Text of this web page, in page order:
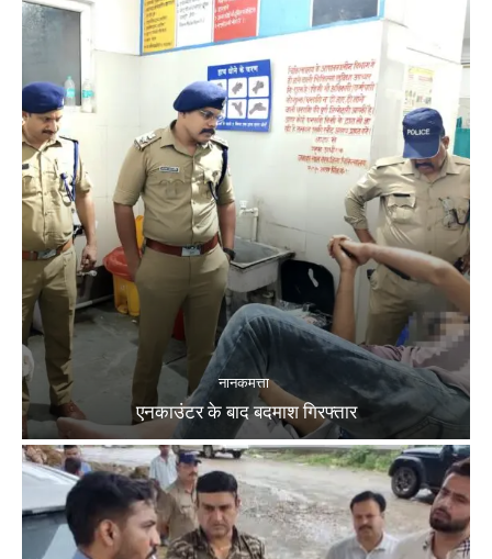
नानकमत्ता
एनकाउंटर के बाद बदमाश गिरफ्तार